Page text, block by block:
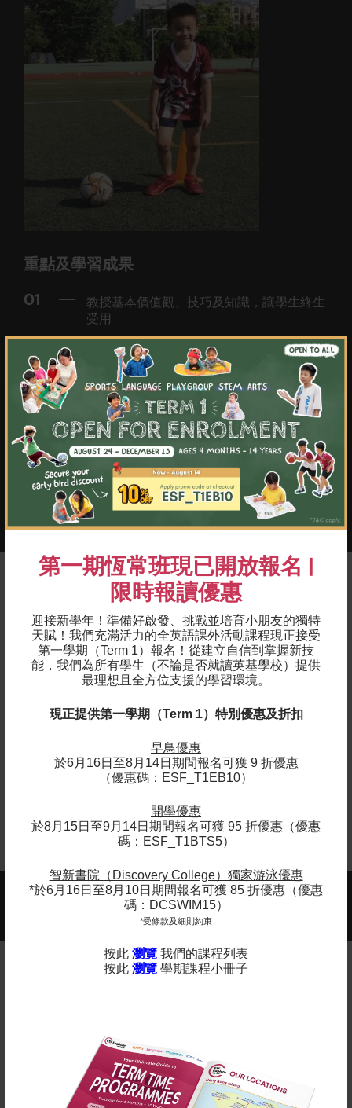
第一期恆常班現已開放報名 |
限時報讀優惠
迎接新學年！準備好啟發、挑戰並培育小朋友的獨特
天賦！我們充滿活力的全英語課外活動課程現正接受
第一學期（Term 1）報名！ 從建立自信到掌握新技
能，我們為所有學生（不論是否就讀英基學校）提供
最理想且全方位支援的學習環境。
現正提供第一學期（Term 1）特別優惠及折扣
早鳥優惠
於6月16日至8月14日期間報名可獲 9 折優惠
（優惠碼：ESF_T1EB10）
開學優惠
於8月15日至9月14日期間報名可獲 95 折優惠（優惠
碼：ESF_T1BTS5）
智新書院（Discovery College）獨家游泳優惠
*於6月16日至8月10日期間報名可獲 85 折優惠（優惠
碼：DCSWIM15）
*受條款及細則約束
按此 瀏覽 我們的課程列表
按此 瀏覽 學期課程小冊子
×
重點及學習成果
01
教授基本價值觀、技巧及知識，讓學生終生
受用
02
每名孩子均可使用一個足球，讓他們有更多
機會接觸足球
03 安全及符合年齡的競技水平
04 展示出基本控球技巧，傳球及接球
05 改善腳眼及手眼協調、反應能力及平衡
學習足球的基本規例
「經過多年持續不懈地參與英基獅王足球
隊，我們見證兒子於課後訓練課程至球手發
展課程的成長，現在他會每週參與學院隊的
勵孩子，而英皇佐治五世學校是我們看過全
港設施最佳的學校。」
- 英皇佐治五世學校的學生家長
2025-2026年度課程現正接受報名 -
英基探新提供各種適合所有學齡的課程。 除體育課程和
語言學習外，我們還設有藝術、STEM 和遊戲小組課
在上面點擊「了解更多」查看我們的學期表。